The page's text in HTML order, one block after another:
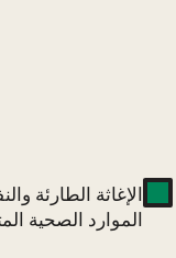
الإغاثة الطارئة
الموارد الصحية